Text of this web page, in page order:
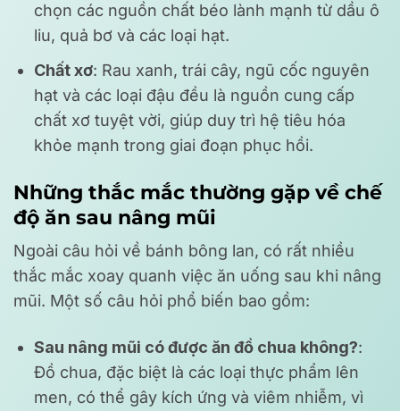
chọn các nguồn chất béo lành mạnh từ dầu ô
liu, quả bơ và các loại hạt.
Chất xơ: Rau xanh, trái cây, ngũ cốc nguyên
hạt và các loại đậu đều là nguồn cung cấp
chất xơ tuyệt vời, giúp duy trì hệ tiêu hóa
khỏe mạnh trong giai đoạn phục hồi.
Những thắc mắc thường gặp về chế
độ ăn sau nâng mũi
Ngoài câu hỏi về bánh bông lan, có rất nhiều
thắc mắc xoay quanh việc ăn uống sau khi nâng
mũi. Một số câu hỏi phổ biến bao gồm:
Sau nâng mũi có được ăn đồ chua không?:
Đồ chua, đặc biệt là các loại thực phẩm lên
men, có thể gây kích ứng và viêm nhiễm, vì